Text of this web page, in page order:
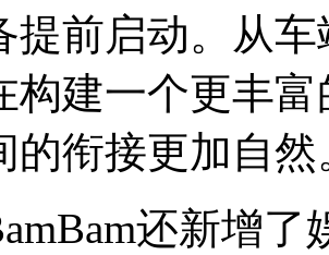
提前启动。从
构建一个更丰
的衔接更加自然
还新增